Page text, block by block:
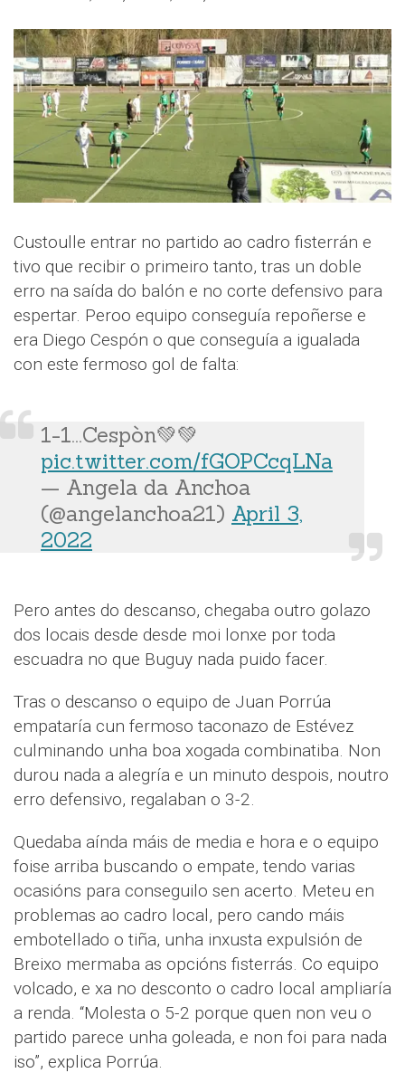
Custoulle entrar no partido ao cadro fisterrán e
tivo que recibir o primeiro tanto, tras un doble
erro na saída do balón e no corte defensivo para
espertar. Peroo equipo conseguía repoñerse e
era Diego Cespón o que conseguía a igualada
con este fermoso gol de falta:
1-1...Cespòn💚💚
pic.twitter.com/fGOPCcqLNa
— Angela da Anchoa
(@angelanchoa21) April 3,
2022
Pero antes do descanso, chegaba outro golazo
dos locais desde desde moi lonxe por toda
escuadra no que Buguy nada puido facer.
Tras o descanso o equipo de Juan Porrúa
empataría cun fermoso taconazo de Estévez
culminando unha boa xogada combinatiba. Non
durou nada a alegría e un minuto despois, noutro
erro defensivo, regalaban o 3-2.
Quedaba aínda máis de media e hora e o equipo
foise arriba buscando o empate, tendo varias
ocasións para conseguilo sen acerto. Meteu en
problemas ao cadro local, pero cando máis
embotellado o tiña, unha inxusta expulsión de
Breixo mermaba as opcións fisterrás. Co equipo
volcado, e xa no desconto o cadro local ampliaría
a renda. “Molesta o 5-2 porque quen non veu o
partido parece unha goleada, e non foi para nada
iso”, explica Porrúa.